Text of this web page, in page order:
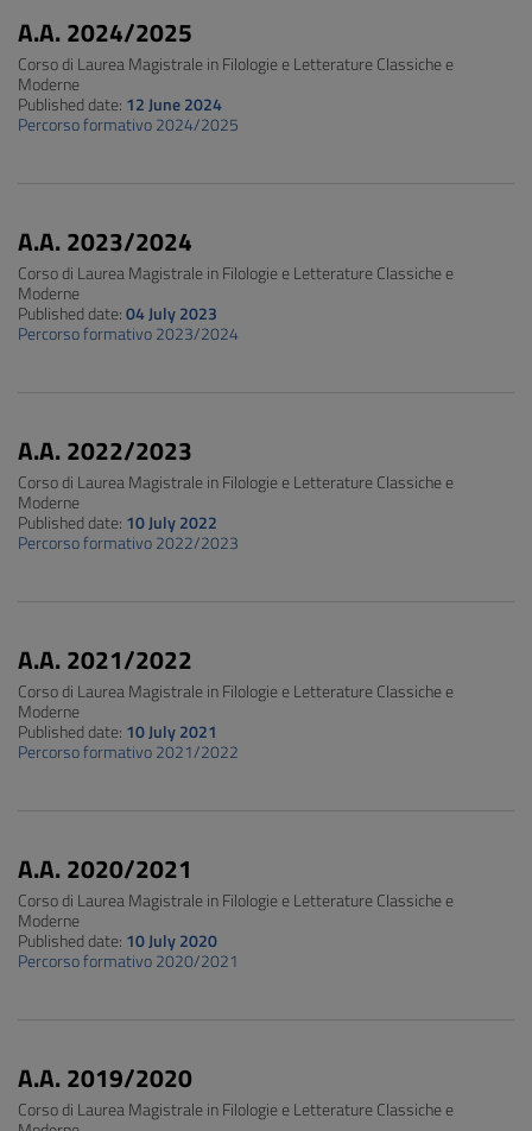
A.A. 2024/2025
Corso di Laurea Magistrale in Filologie e Letterature Classiche e
Moderne
Published date: 12 June 2024
Percorso formativo 2024/2025
A.A. 2023/2024
Corso di Laurea Magistrale in Filologie e Letterature Classiche e
Moderne
Published date:04 July 2023
Percorso formativo 2023/2024
A.A. 2022/2023
Corso di Laurea Magistrale in Filologie e Letterature Classiche e
Moderne
Published date: 10 July 2022
Percorso formativo 2022/2023
A.A. 2021/2022
Corso di Laurea Magistrale in Filologie e Letterature Classiche e
Moderne
Published date: 10 July 2021
Percorso formativo 2021/2022
A.A. 2020/2021
Corso di Laurea Magistrale in Filologie e Letterature Classiche e
Moderne
Published date: 10 July 2020
Percorso formativo 2020/2021
A.A. 2019/2020
Corso di Laurea Magistrale in Filologie e Letterature Classiche e